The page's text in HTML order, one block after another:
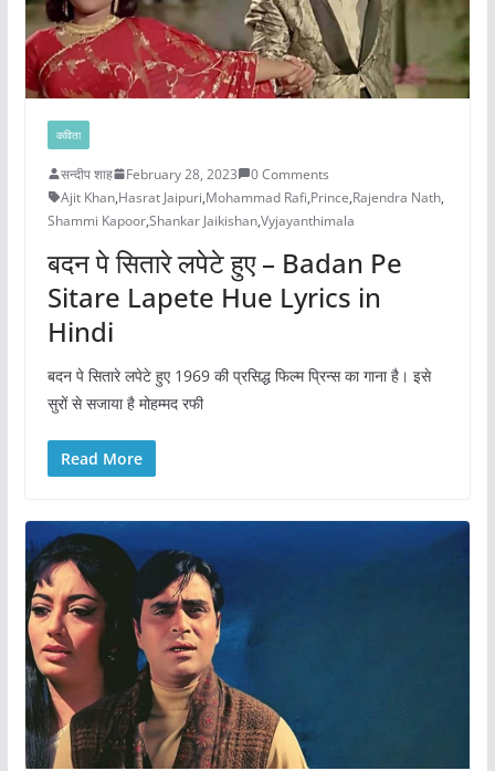
कविता
सन्दीप शाह February 28, 2023
0 Comments
Ajit Khan,Hasrat Jaipuri,Mohammad Rafi,Prince,Rajendra Nath,
Shammi Kapoor,Shankar Jaikishan,Vyjayanthimala
बदन पे सितारे लपेटे हुए – Badan Pe
Sitare Lapete Hue Lyrics in
Hindi
बदन पे सितारे लपेटे हुए 1969 की प्रसिद्ध फिल्म प्रिन्स का गाना है। इसे
सुरों से सजाया है मोहम्मद रफी
Read More